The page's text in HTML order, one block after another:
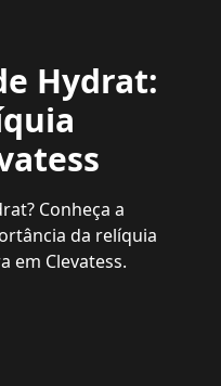
Hydrat:
Conheça a
da relíquia
em Clevatess.